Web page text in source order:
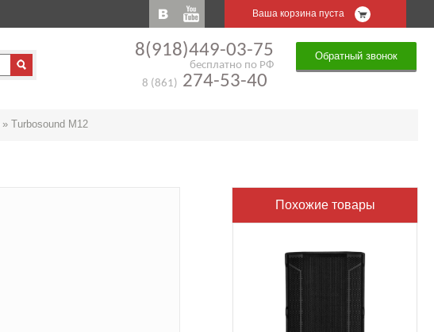
Ваша корзина пуста
8(918)449-03-75
бесплатно по РФ
8 (861) 274-53-40
Обратный звонок
» Turbosound M12
Похожие товары